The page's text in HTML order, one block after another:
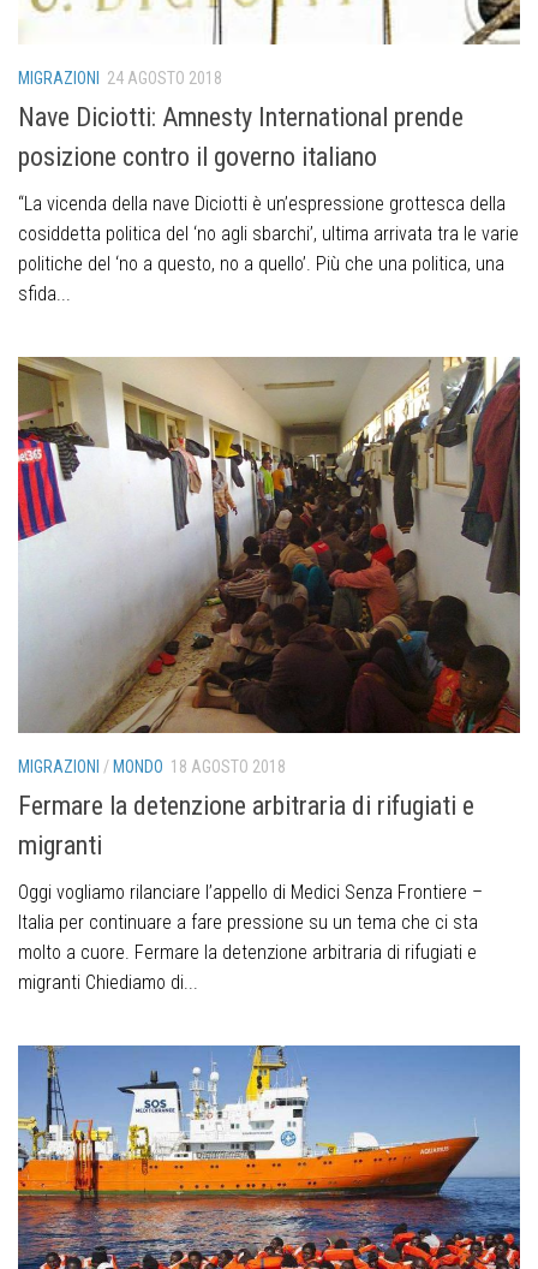
MIGRAZIONI 24 AGOSTO 2018
Nave Diciotti: Amnesty International prende
posizione contro il governo italiano
“La vicenda della nave Diciotti è un’espressione grottesca della
cosiddetta politica del ‘no agli sbarchi’, ultima arrivata tra le varie
politiche del ‘no a questo, no a quello’. Più che una politica, una
sfida...
MIGRAZIONI / MONDO 18 AGOSTO 2018
Fermare la detenzione arbitraria di rifugiati e
migranti
Oggi vogliamo rilanciare l’appello di Medici Senza Frontiere –
Italia per continuare a fare pressione su un tema che ci sta
molto a cuore. Fermare la detenzione arbitraria di rifugiati e
migranti Chiediamo di...